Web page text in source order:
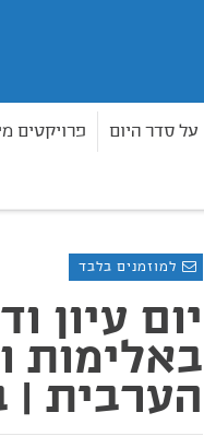
על סדר היום פרויקטים
למוזמנים בלבד
יום עיון
באלימות
הערבית |